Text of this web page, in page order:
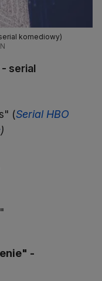
komediowy)
serial
(Serial HBO
)
-